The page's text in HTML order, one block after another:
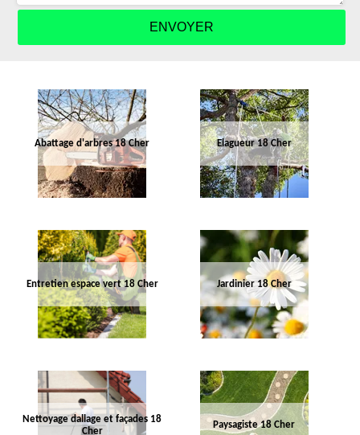
Abattage d'arbres 18 Cher Elagueur 18 Cher
Entretien espace vert 18 Cher Jardinier 18 Cher
Nettoyage dallage et façades 18
Cher
Paysagiste 18 Cher